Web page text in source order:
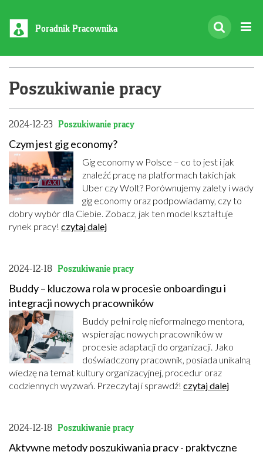
Poradnik Pracownika
Poszukiwanie pracy
2024-12-23 Poszukiwanie pracy
Czym jest gig economy?
Gig economy w Polsce – co to jest i jak
znaleźć pracę na platformach takich jak
Uber czy Wolt? Porównujemy zalety i wady
gig economy oraz podpowiadamy, czy to
dobry wybór dla Ciebie. Zobacz, jak ten model kształtuje
rynek pracy! czytaj dalej
2024-12-18 Poszukiwanie pracy
Buddy – kluczowa rola w procesie onboardingu i
integracji nowych pracowników
Buddy pełni rolę nieformalnego mentora,
wspierając nowych pracowników w
procesie adaptacji do organizacji. Jako
doświadczony pracownik, posiada unikalną
wiedzę na temat kultury organizacyjnej, procedur oraz
codziennych wyzwań. Przeczytaj i sprawdź! czytaj dalej
2024-12-18 Poszukiwanie pracy
Aktywne metody poszukiwania pracy - praktyczne